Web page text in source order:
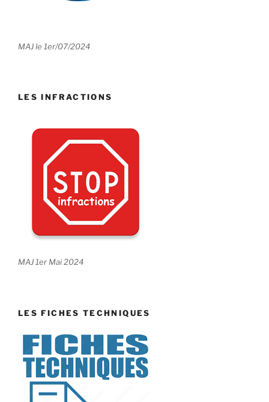
MAJ le 1er/07/2024
LES INFRACTIONS
MAJ 1er Mai 2024
LES FICHES TECHNIQUES